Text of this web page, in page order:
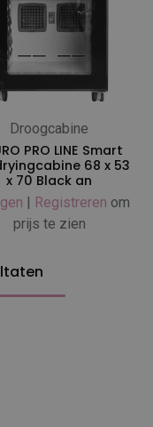
Droogcabine
PRO LINE Smart
68 x 53
x 70 Black an
| Registreren om
prijs te zien